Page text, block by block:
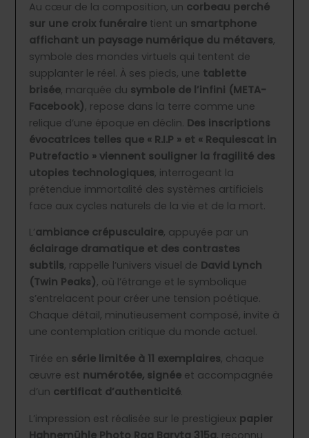
Au cœur de la composition, un corbeau perché
sur une croix funéraire tient un smartphone
affichant un paysage numérique du métavers,
symbole des mondes virtuels qui tentent de
supplanter le réel. À ses pieds, une tablette
brisée, marquée du symbole de l’infini (META-
Facebook), repose dans la terre comme une
relique d’une époque en déclin. Des inscriptions
évocatrices telles que « R.I.P » et « Requiescat in
Putrefactio » viennent souligner la fragilité des
utopies technologiques, interrogeant la
prétendue immortalité des systèmes artificiels
face aux cycles naturels de la vie et de la mort.
L’ambiance crépusculaire, appuyée par un
éclairage dramatique et des contrastes
subtils, rappelle l’univers visuel de David Lynch
(Twin Peaks), où l’étrange et le symbolique
s’entrelacent pour créer une tension poétique.
Chaque détail, minutieusement composé, invite à
une contemplation critique du monde actuel.
Tirée en série limitée à 11 exemplaires, chaque
œuvre est numérotée, signée et accompagnée
d’un certificat d’authenticité.
L’impression est réalisée sur le prestigieux papier
Hahnemühle Photo Rag Baryta 315g, reconnu